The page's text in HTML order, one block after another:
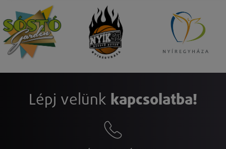
Lépj velünk kapcsolatba!